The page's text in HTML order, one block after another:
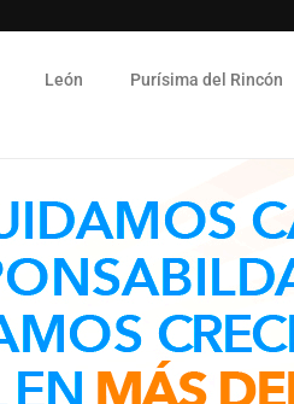
León Purísima del Rincón